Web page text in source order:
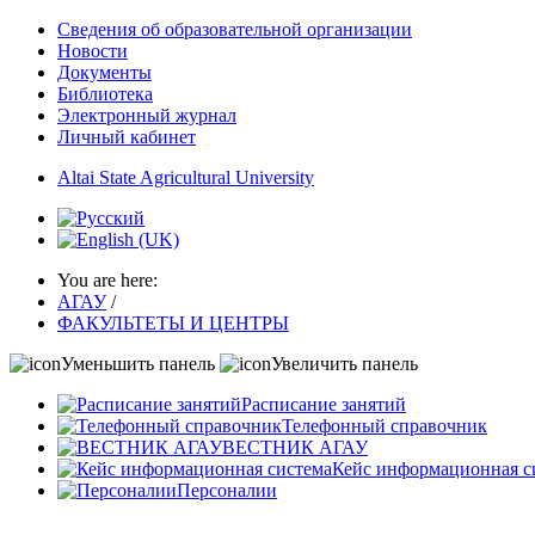
Сведения об образовательной организации
Новости
Документы
Библиотека
Электронный журнал
Личный кабинет
Altai State Agricultural University
You are here:
АГАУ /
ФАКУЛЬТЕТЫ И ЦЕНТРЫ
Уменьшить панель
Увеличить панель
Расписание занятий
Телефонный справочник
ВЕСТНИК АГАУ
Кейс информационная
Персоналии